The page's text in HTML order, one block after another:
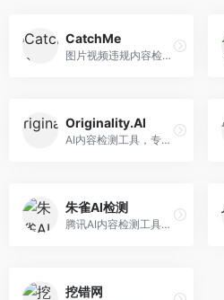
CatchMe
图片视频违规内容检测平台，专注于视觉内容安全。面向内容平台，提供图片审核、视频审核、直播监控等服务，视觉检测专业。
Originality.AI
AI内容检测工具，专注于内容原创性验证。面向内容创作者和出版商，提供AI检测、抄袭检测、批量分析等服务，检测精度高。
朱雀AI检测
腾讯AI内容检测工具，专注于中文内容识别。面向中文用户，提供AI内容检测、文本分析、报告生成等服务，中文检测专业。
挖错网